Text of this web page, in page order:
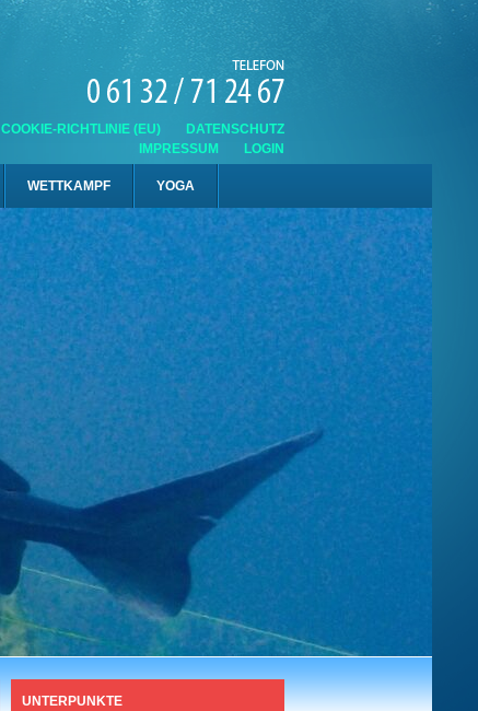
COOKIE-RICHTLINIE (EU)
DATENSCHUTZ
IMPRESSUM
LOGIN
WETTKAMPF YOGA
UNTERPUNKTE